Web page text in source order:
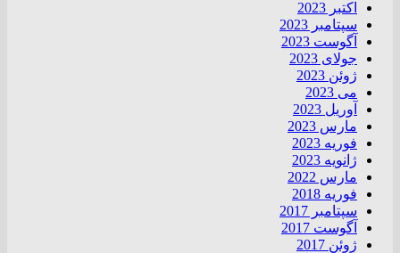
اکتبر 2023
سپتامبر 2023
آگوست 2023
جولای 2023
ژوئن 2023
می 2023
آوریل 2023
مارس 2023
فوریه 2023
ژانویه 2023
مارس 2022
فوریه 2018
سپتامبر 2017
آگوست 2017
ژوئن 2017